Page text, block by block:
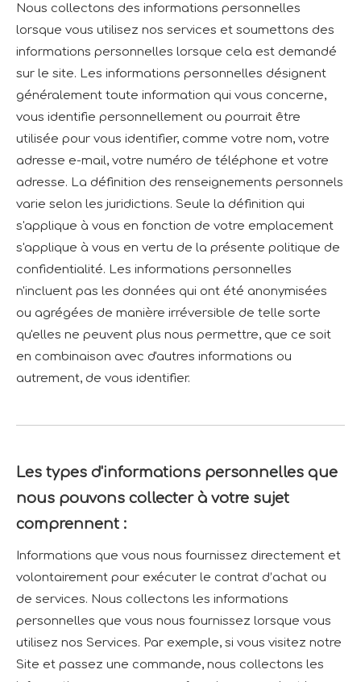
Nous collectons des informations personnelles
lorsque vous utilisez nos services et soumettons des
informations personnelles lorsque cela est demandé
sur le site. Les informations personnelles désignent
généralement toute information qui vous concerne,
vous identifie personnellement ou pourrait être
utilisée pour vous identifier, comme votre nom, votre
adresse e-mail, votre numéro de téléphone et votre
adresse. La définition des renseignements personnels
varie selon les juridictions. Seule la définition qui
s'applique à vous en fonction de votre emplacement
s'applique à vous en vertu de la présente politique de
confidentialité. Les informations personnelles
n'incluent pas les données qui ont été anonymisées
ou agrégées de manière irréversible de telle sorte
qu'elles ne peuvent plus nous permettre, que ce soit
en combinaison avec d'autres informations ou
autrement, de vous identifier.
Les types d'informations personnelles que
nous pouvons collecter à votre sujet
comprennent :
Informations que vous nous fournissez directement et
volontairement pour exécuter le contrat d’achat ou
de services. Nous collectons les informations
personnelles que vous nous fournissez lorsque vous
utilisez nos Services. Par exemple, si vous visitez notre
Site et passez une commande, nous collectons les